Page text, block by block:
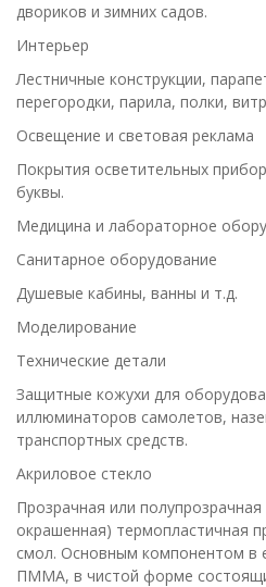
двориков и зимних садов.
Интерьер
Лестничные конструкции,
перегородки, парила, полки,
Освещение и световая реклама
Покрытия осветительных
буквы.
Медицина и лабораторное
Санитарное оборудование
Душевые кабины, ванны и т.д.
Моделирование
Технические детали
Защитные кожухи для
иллюминаторов самолетов,
транспортных средств.
Акриловое стекло
Прозрачная или
окрашенная) термопластичная
смол. Основным компонентом в
ПММА, в чистой форме